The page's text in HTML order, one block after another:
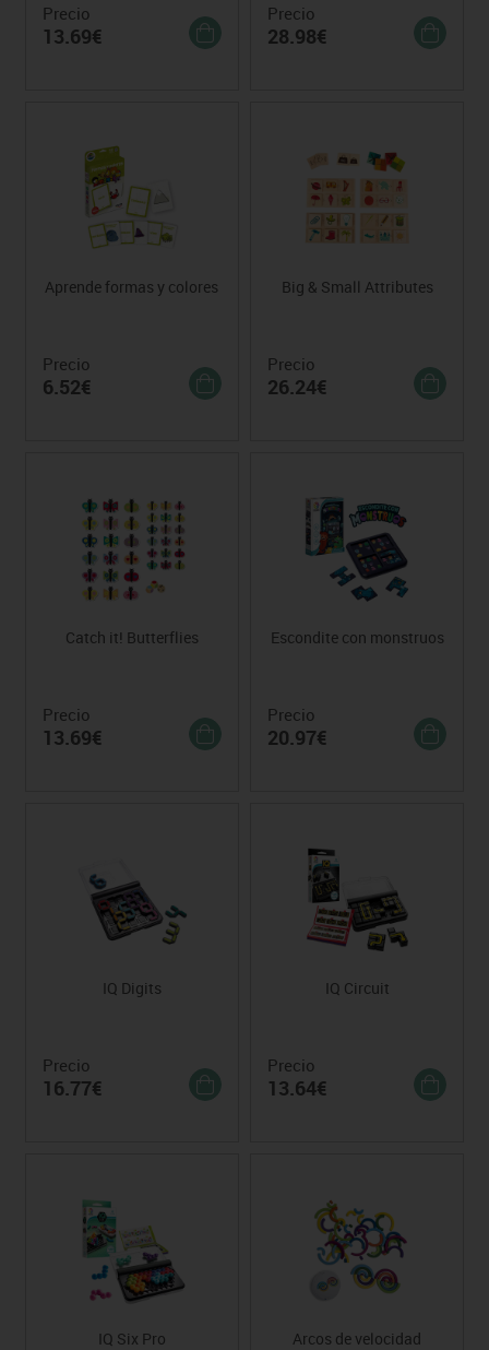
Precio
13.69€
Precio
28.98€
Aprende formas y colores
Precio
6.52€
Big & Small Attributes
Precio
26.24€
Catch it! Butterflies
Precio
13.69€
Escondite con monstruos
Precio
20.97€
IQ Digits
Precio
16.77€
IQ Circuit
Precio
13.64€
IQ Six Pro Arcos de velocidad